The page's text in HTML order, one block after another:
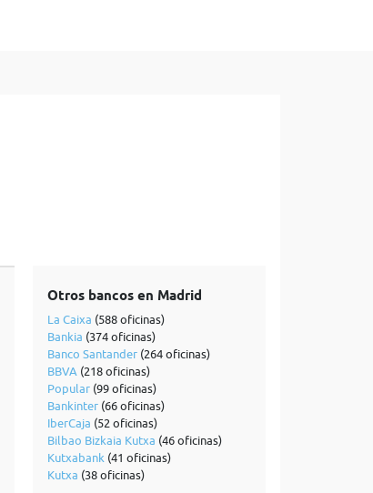
Otros bancos en Madrid
La Caixa (588 oficinas)
Bankia (374 oficinas)
Banco Santander(264 oficinas)
BBVA (218 oficinas)
Popular(99 oficinas)
Bankinter(66 oficinas)
IberCaja (52 oficinas)
Bilbao Bizkaia Kutxa (46 oficinas)
Kutxabank (41 oficinas)
Kutxa (38 oficinas)